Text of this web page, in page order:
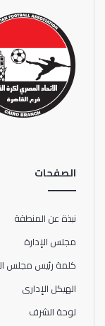
ويحتاج منتخب
الأمم الإفريقية
جعبته 8
توجو بنقطة
الصفحات
نبذة عن المنطقة
مجلس الإدارة
كلمة رئيس مجلس
الهيكل الإدارى
لوحة الشرف